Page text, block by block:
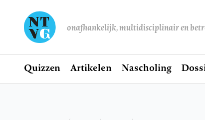
onafhankelijk, multidisciplinair en
Hoofdnavigatie
Home
Quizzen Artikelen Nascholing